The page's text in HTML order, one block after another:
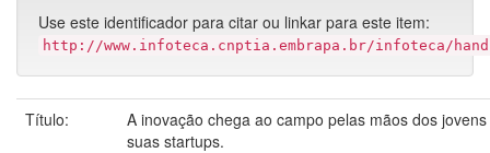
Use este identificador para citar ou linkar para este item:
http://www.infoteca.cnptia.embrapa.br/infoteca/
Título:
A inovação chega ao campo pelas mãos dos
suas startups.